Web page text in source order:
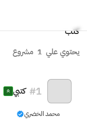
كتب
يحتوي علي 1 مشروع
#1 كتبي
محمد الخضري